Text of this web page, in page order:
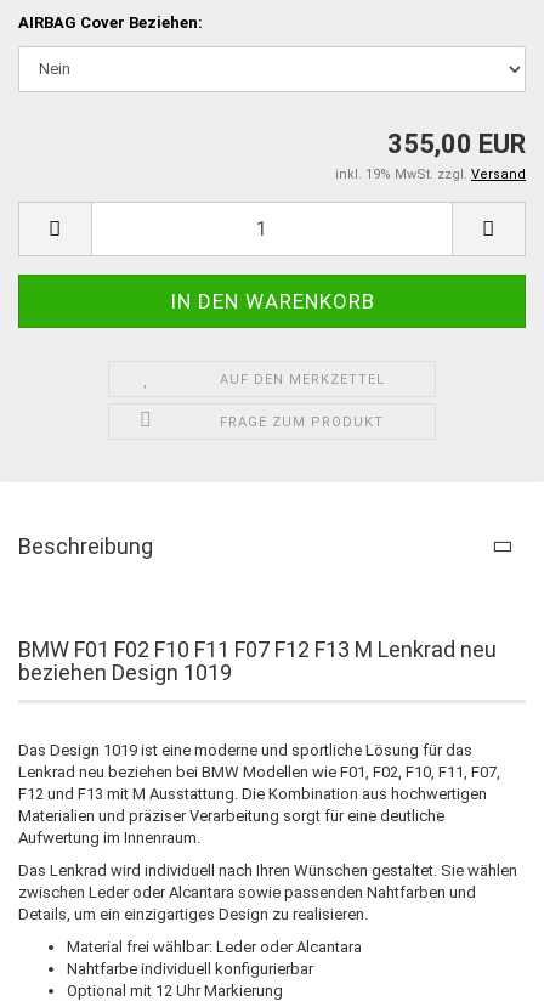
AIRBAG Cover Beziehen:
355,00 EUR
inkl. 19% MwSt. zzgl. Versand
AUF DEN MERKZETTEL
FRAGE ZUM PRODUKT
Beschreibung
BMW F01 F02 F10 F11 F07 F12 F13 M Lenkrad neu
beziehen Design 1019
Das Design 1019 ist eine moderne und sportliche Lösung für das
Lenkrad neu beziehen bei BMW Modellen wie F01, F02, F10, F11, F07,
F12 und F13 mit M Ausstattung. Die Kombination aus hochwertigen
Materialien und präziser Verarbeitung sorgt für eine deutliche
Aufwertung im Innenraum.
Das Lenkrad wird individuell nach Ihren Wünschen gestaltet. Sie wählen
zwischen Leder oder Alcantara sowie passenden Nahtfarben und
Details, um ein einzigartiges Design zu realisieren.
Material frei wählbar: Leder oder Alcantara
Nahtfarbe individuell konfigurierbar
Optional mit 12 Uhr Markierung